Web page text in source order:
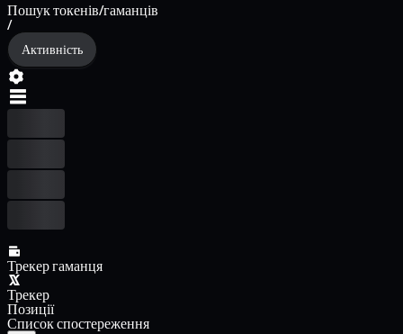
Пошук токенів/гаманців
/
Активність
Трекер гаманця
Трекер
Позиції
Список спостереження